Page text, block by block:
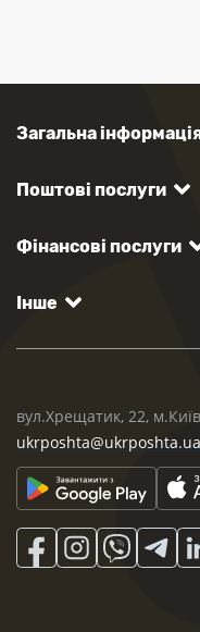
Загальна
Поштові послуги
Фінансові послуги
Інше
вул.Хрещатик, 22,
ukrposhta@ukrposhta.ua